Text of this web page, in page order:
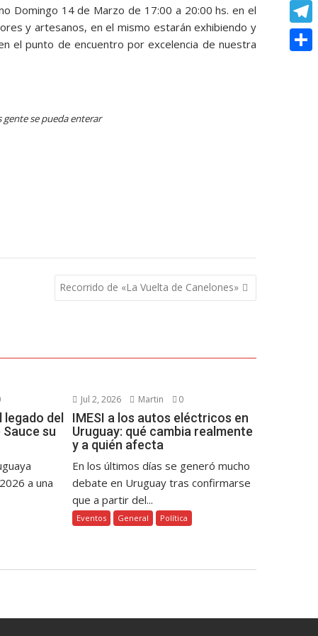
Domingo 14 de Marzo de 17:00 a 20:00 hs. en el
y artesanos, en el mismo estarán exhibiendo y
el punto de encuentro por excelencia de nuestra
gente se pueda enterar
Recorrido de «La Vuelta de Canelones»
del
su
a una
Jul 2, 2026 Martin 0
IMESI a los autos eléctricos en
Uruguay: qué cambia realmente
y a quién afecta
En los últimos días se generó mucho
debate en Uruguay tras confirmarse
que a partir del...
Eventos General Política
k
e
r
e
r
t
s
s
s
C
o
p
T